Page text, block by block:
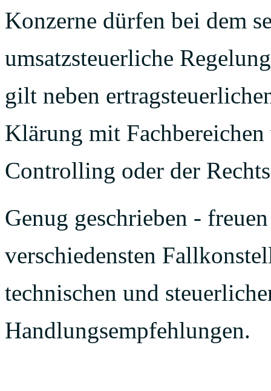
Konzerne dürfen bei dem
umsatzsteuerliche
gilt neben
Klärung mit
Controlling oder der
Genug geschrieben -
verschiedensten
technischen und
Handlungsempfehlungen.